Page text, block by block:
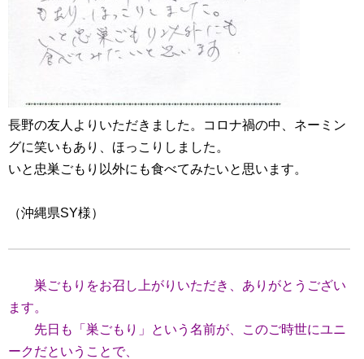
長野の友人よりいただきました。コロナ禍の中、ネーミン
グに笑いもあり、ほっこりしました。
いと忠巣ごもり以外にも食べてみたいと思います。
（沖縄県SY様）
巣ごもりをお召し上がりいただき、ありがとうござい
ます。
先日も「巣ごもり」という名前が、このご時世にユニ
ークだということで、